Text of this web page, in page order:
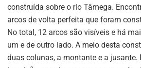
construída sobre o rio Tâmega.
arcos de volta perfeita que foram
No total, 12 arcos são visíveis e há
um e de outro lado. A meio desta
duas colunas, a montante e a jusante.